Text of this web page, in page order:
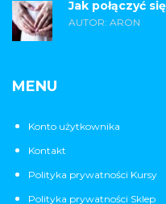
Jak połączyć
AUTOR: ARON
MENU
Konto użytkownika
Kontakt
Polityka prywatności Kursy
Polityka prywatności Sklep